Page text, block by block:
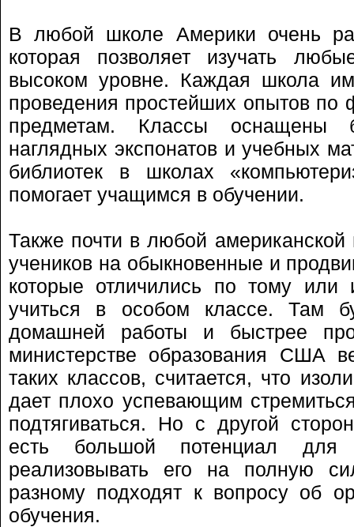
В любой школе Америки очень
которая позволяет изучать
высоком уровне. Каждая школа
проведения простейших опытов по
предметам. Классы оснащены
наглядных экспонатов и учебных
библиотек в школах
помогает учащимся в обучении.
Также почти в любой американской
учеников на обыкновенные и
которые отличились по тому или
учиться в особом классе. Там
домашней работы и быстрее
министерстве образования США
таких классов, считается, что
дает плохо успевающим
подтягиваться. Но с другой
есть большой потенциал для
реализовывать его на полную
разному подходят к вопросу об
обучения.